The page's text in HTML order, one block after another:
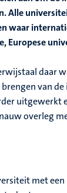
Alle
waar
Europese
daar
van
uitgewerkt
overleg
met